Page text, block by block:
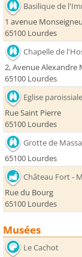
Basilique de
1 avenue
65100 Lourdes
Chapelle de
2, Avenue Alexandre
65100 Lourdes
Eglise
Rue Saint Pierre
65100 Lourdes
Grotte de
65100 Lourdes
Château Fort -
Rue du Bourg
65100 Lourdes
Musées
Le Cachot